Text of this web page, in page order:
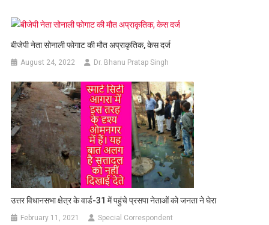
बीजेपी नेता सोनाली फोगाट की मौत अप्राकृतिक, केस दर्ज
August 24, 2022 Dr. Bhanu Pratap Singh
उत्तर विधानसभा क्षेत्र के वार्ड-31 में पहुंचे प्रसपा नेताओं को जनता ने घेरा
February 11, 2021 Special Correspondent